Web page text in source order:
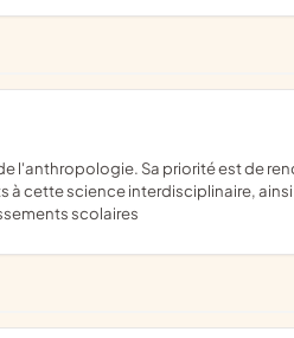
à cette science interdisciplinaire,
scolaires